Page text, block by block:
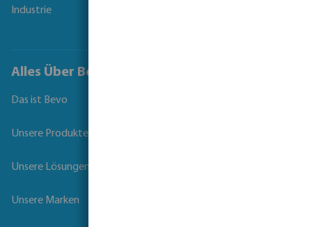
Industrie
Alles Über Bevo
Das ist Bevo
Unsere Produkte
Unsere Lösungen
Unsere Marken